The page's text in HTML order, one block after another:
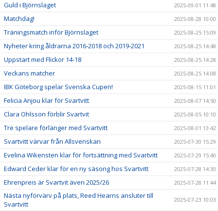
Guld i Björnslaget 2025-09-01 11:48
Matchdag! 2025-08-28 10:00
Träningsmatch inför Björnslaget 2025-08-25 15:09
Nyheter kring åldrarna 2016-2018 och 2019-2021 2025-08-25 14:48
Uppstart med Flickor 14-18 2025-08-25 14:28
Veckans matcher 2025-08-25 14:08
IBK Göteborg spelar Svenska Cupen! 2025-08-15 11:01
Felicia Anjou klar för Svartvitt 2025-08-07 14:50
Clara Ohlsson förblir Svartvit 2025-08-05 10:10
Tre spelare förlänger med Svartvitt 2025-08-01 13:42
Svartvitt värvar från Allsvenskan 2025-07-30 15:29
Evelina Wikensten klar för fortsättning med Svartvitt 2025-07-29 15:40
Edward Ceder klar för en ny säsong hos Svartvitt 2025-07-28 14:30
Ehrenpreis är Svartvit även 2025/26 2025-07-28 11:44
Nästa nyförvärv på plats, Reed Hearns ansluter till
Svartvitt
2025-07-23 10:03